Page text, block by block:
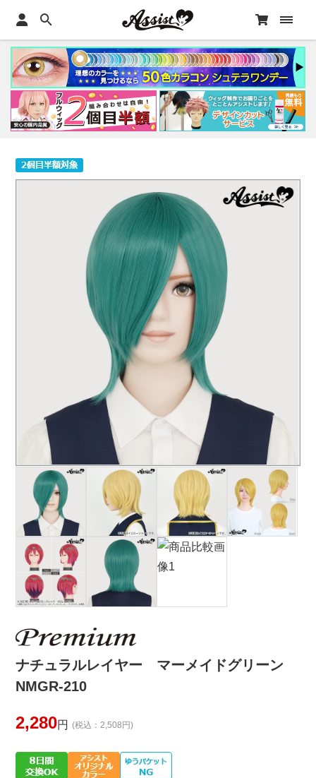
ナチュラルレイヤー マーメイドグリーン
NMGR-210
2,280円 (税込：2,508円)